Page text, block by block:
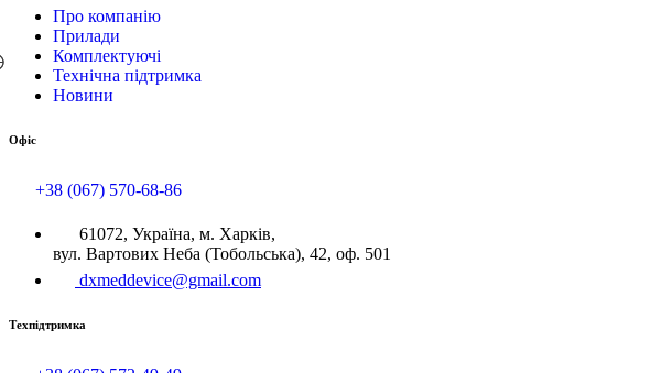
Про компанію
Прилади
Комплектуючі
Технічна підтримка
Новини
Офіс
+38 (067) 570-68-86
61072, Україна, м. Харків,
вул. Вартових Неба (Тобольська), 42, оф. 501
dxmeddevice@gmail.com
Техпідтримка